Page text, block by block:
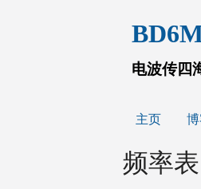
容电波传四
主页
频率表